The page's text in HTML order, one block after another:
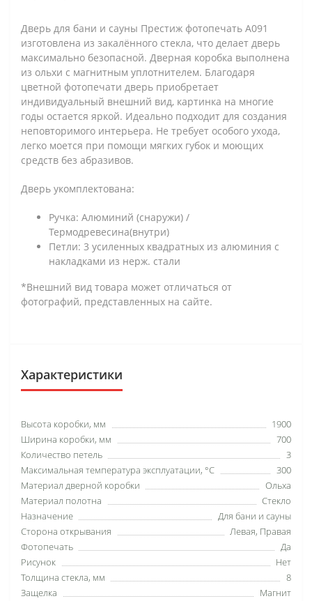
Дверь для бани и сауны Престиж фотопечать А091
изготовлена из закалённого стекла, что делает дверь
максимально безопасной. Дверная коробка выполнена
из ольхи с магнитным уплотнителем. Благодаря
цветной фотопечати дверь приобретает
индивидуальный внешний вид, картинка на многие
годы остается яркой. Идеально подходит для создания
неповторимого интерьера. Не требует особого ухода,
легко моется при помощи мягких губок и моющих
средств без абразивов.
Дверь укомплектована:
Ручка: Алюминий (снаружи) /
Термодревесина(внутри)
Петли: 3 усиленных квадратных из алюминия с
накладками из нерж. стали
*Внешний вид товара может отличаться от
фотографий, представленных на сайте.
Характеристики
Высота коробки, мм
1900
Ширина коробки, мм
700
Количество петель
3
Максимальная температура эксплуатации, °C
300
Материал дверной коробки
Ольха
Материал полотна
Стекло
Назначение
Для бани и сауны
Сторона открывания
Левая, Правая
Фотопечать
Да
Рисунок
Нет
Толщина стекла, мм
8
Защелка
Магнит